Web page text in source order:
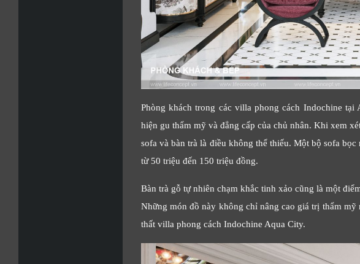
Phòng khách trong các villa phong cách Indochine
hiện gu thẩm mỹ và đẳng cấp của chủ nhân. Khi xem
sofa và bàn trà là điều không thể thiếu. Một bộ sofa
từ 50 triệu đến 150 triệu đồng.
Bàn trà gỗ tự nhiên chạm khắc tinh xảo cũng là một
Những món đồ này không chỉ nâng cao giá trị thẩm
thất villa phong cách Indochine Aqua City.